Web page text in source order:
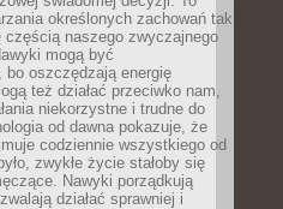
określonych zachowań tak
częścią naszego zwyczajnego
mogą być
bo oszczędzają energię
też działać przeciwko nam,
niekorzystne i trudne do
od dawna pokazuje, że
codziennie wszystkiego od
zwykłe życie stałoby się
Nawyki porządkują
działać sprawniej i